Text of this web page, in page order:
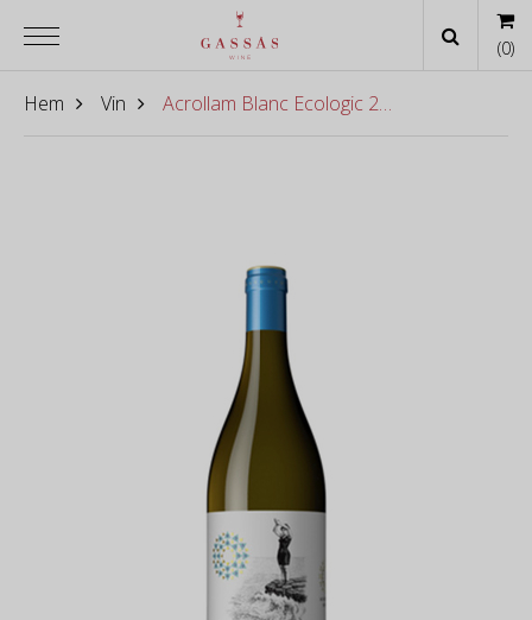
Hem Vin Acrollam Blanc Ecologic 2019
(0)